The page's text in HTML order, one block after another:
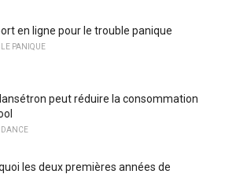
en ligne pour le trouble panique
PANIQUE
peut réduire la consommation
les deux premières années de